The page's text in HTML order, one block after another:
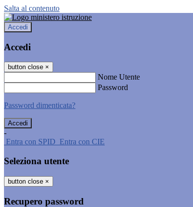
Salta al contenuto
Accedi
Accedi
button close ×
Nome Utente
Password
Password dimenticata?
-
Entra con SPID Entra con CIE
Seleziona utente
button close ×
Recupero password